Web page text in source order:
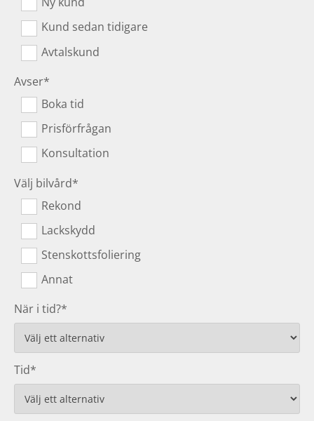
Kund sedan tidigare
Avtalskund
Avser*
Boka tid
Prisförfrågan
Konsultation
Välj bilvård*
Rekond
Lackskydd
Stenskottsfoliering
Annat
När i tid?*
Tid*